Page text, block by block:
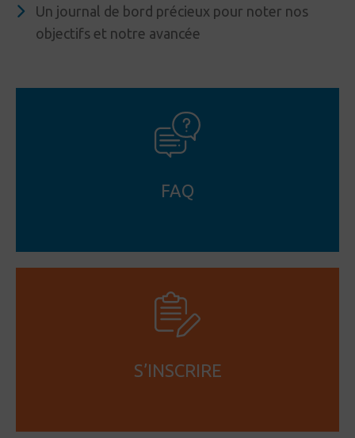
Un journal de bord précieux pour noter nos
objectifs et notre avancée
FAQ
S’INSCRIRE